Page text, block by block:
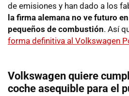
de emisiones y han dado a los
la firma alemana no ve futuro
pequeños de combustión. Así
forma definitiva al Volkswagen
Volkswagen quiere
coche asequible para el